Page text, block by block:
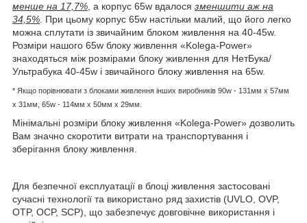
менше на 17,7% , а корпус 65w вдалося зменшити аж на
34,5% . При цьому корпус 65w настільки малий, що його легко
можна сплутати із звичайним блоком живлення на 40-45w.
Розміри нашого 65w блоку живлення «Kolega-Power»
знаходяться між розмірами блоку живлення для НетБука/
Ультрабука 40-45w і звичайного блоку живлення на 65w.
* Якщо порівнювати з блоками живлення інших виробників 90w - 131мм x 57мм
x 31мм, 65w - 114мм х 50мм x 29мм.
Мінімальні розміри блоку живлення «Kolega-Power» дозволить
Вам значно скоротити витрати на транспортування і
зберігання блоку живлення.
Для безпечної експлуатації в блоці живлення застосовані
сучасні технології та використано ряд захистів (UVLO, OVP,
OTP, OCP, SCP), що забезпечує довговічне використання і